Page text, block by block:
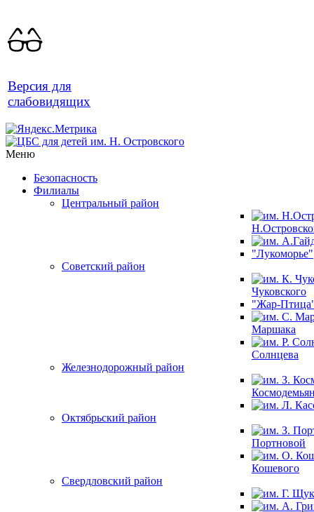
Версия для
слабовидящих
Меню
Безопасность
Филиалы
Центральный район
"Лукоморье"
Советский район
Чуковского
"Жар-
Маршака
Солнцева
Железнодорожный район
Октябрьский район
Портновой
Кошевого
Свердловский район